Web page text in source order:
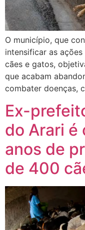
O município, que
intensificar as
cães e gatos,
que acabam
combater doenças,
Ex-
do Arari é
anos de
de 400